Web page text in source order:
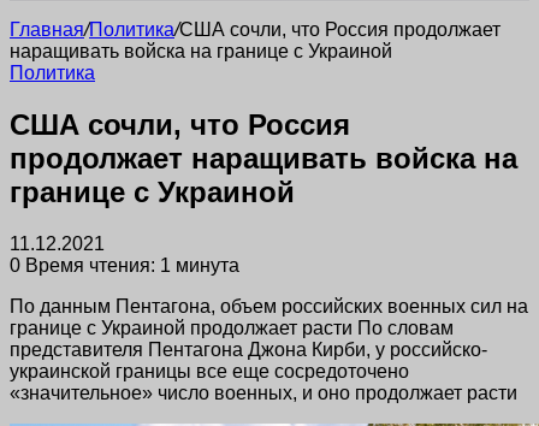
Главная/Политика/США сочли, что Россия продолжает
наращивать войска на границе с Украиной
Политика
США сочли, что Россия
продолжает наращивать войска на
границе с Украиной
11.12.2021
0 Время чтения: 1 минута
По данным Пентагона, объем российских военных сил на
границе с Украиной продолжает расти По словам
представителя Пентагона Джона Кирби, у российско-
украинской границы все еще сосредоточено
«значительное» число военных, и оно продолжает расти